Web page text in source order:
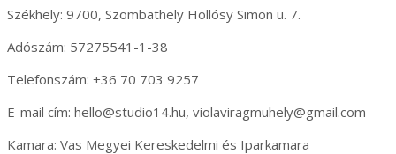
Székhely: 9700, Szombathely Hollósy Simon u. 7.
Adószám: 57275541-1-38
Telefonszám: +36 70 703 9257
E-mail cím: hello@studio14.hu, violaviragmuhely@gmail.com
Kamara: Vas Megyei Kereskedelmi és Iparkamara